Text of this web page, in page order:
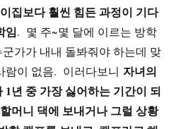
집보다 훨씬 힘든 과정이 기다
임. 몇 주~몇 달에 이르는 방학
가가 내내 돌봐줘야 하는데 맞
람이 없음. 이러다보니 자녀의
1년 중 가장 싫어하는 기간이 되
머니 댁에 보내거나 그럴 상황